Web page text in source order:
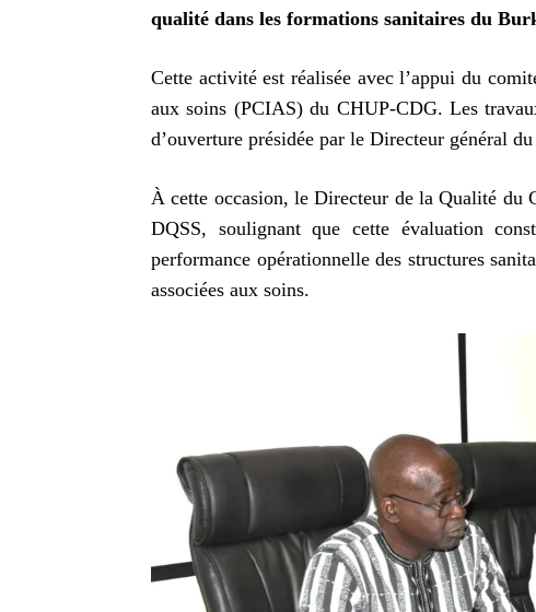
qualité dans les formations sanitaires du
Cette activité est réalisée avec l’appui du
aux soins (PCIAS) du CHUP-CDG. Les
d’ouverture présidée par le Directeur général
À cette occasion, le Directeur de la Qualité
DQSS, soulignant que cette évaluation
performance opérationnelle des structures
associées aux soins.